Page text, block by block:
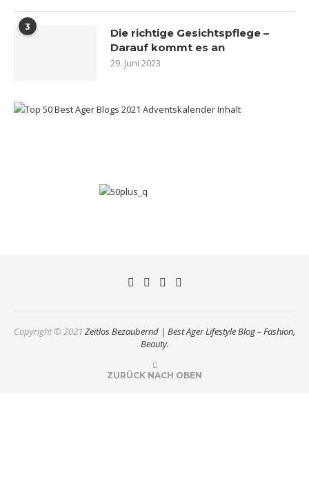
3
Die richtige Gesichtspflege –
Darauf kommt es an
29. Juni 2023
Copyright © 2021 Zeitlos Bezaubernd | Best Ager Lifestyle Blog – Fashion,
Beauty.
ZURÜCK NACH OBEN